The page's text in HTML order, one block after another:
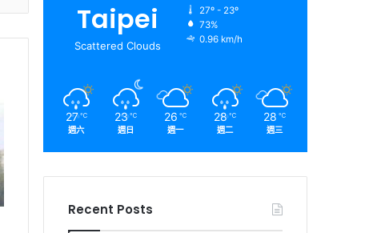
Taipei
Scattered Clouds
27º - 23º
73%
0.96 km/h
27 ℃
週六
23 ℃
週日
26 ℃
週一
28 ℃
週二
28 ℃
週三
Recent Posts